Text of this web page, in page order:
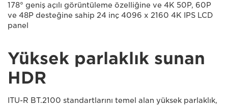
178° geniş açılı görüntüleme özelliğine ve 4K 50P, 60P
ve 48P desteğine sahip 24 inç 4096 x 2160 4K IPS LCD
panel
Yüksek parlaklık sunan
HDR
ITU-R BT.2100 standartlarını temel alan yüksek parlaklık,